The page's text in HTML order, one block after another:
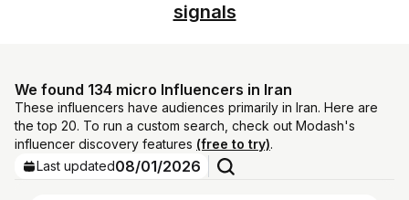
signals
We found 134 micro Influencers in Iran
These influencers have audiences primarily in Iran. Here are
the top 20. To run a custom search, check out Modash's
influencer discovery features (free to try).
Last updated08/01/2026